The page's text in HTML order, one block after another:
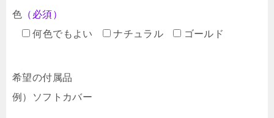
色 （必須）
何色でもよい
ナチュラル ゴールド
希望の付属品
例）ソフトカバー